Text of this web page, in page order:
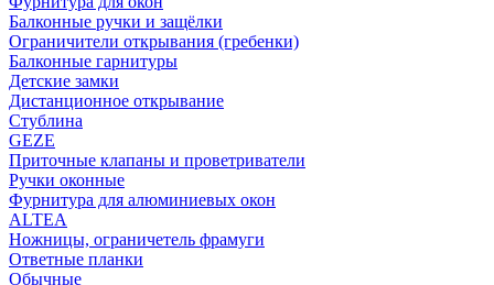
Балконные ручки и защёлки
Ограничители открывания (гребенки)
Балконные гарнитуры
Детские замки
Дистанционное открывание
Стублина
GEZE
Приточные клапаны и проветриватели
Ручки оконные
Фурнитура для алюминиевых окон
ALTEA
Ножницы, ограничетель фрамуги
Ответные планки
Обычные